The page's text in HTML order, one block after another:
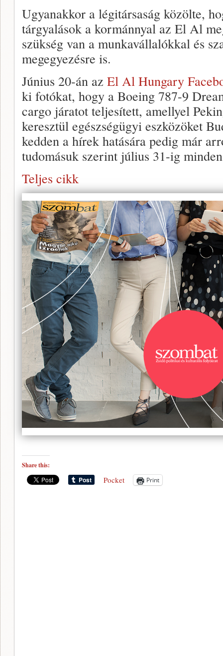
Ugyanakkor a légitársaság közölte,
tárgyalások a kormánnyal az El Al
szükség van a munkavállalókkal és
megegyezésre is.
Június 20-án az El Al Hungary
ki fotókat, hogy a Boeing 787-9
cargo járatot teljesített, amellyel
keresztül egészségügyi eszközöket
kedden a hírek hatására pedig már
tudomásuk szerint július 31-ig
Teljes cikk
Share this:
Pocket Print